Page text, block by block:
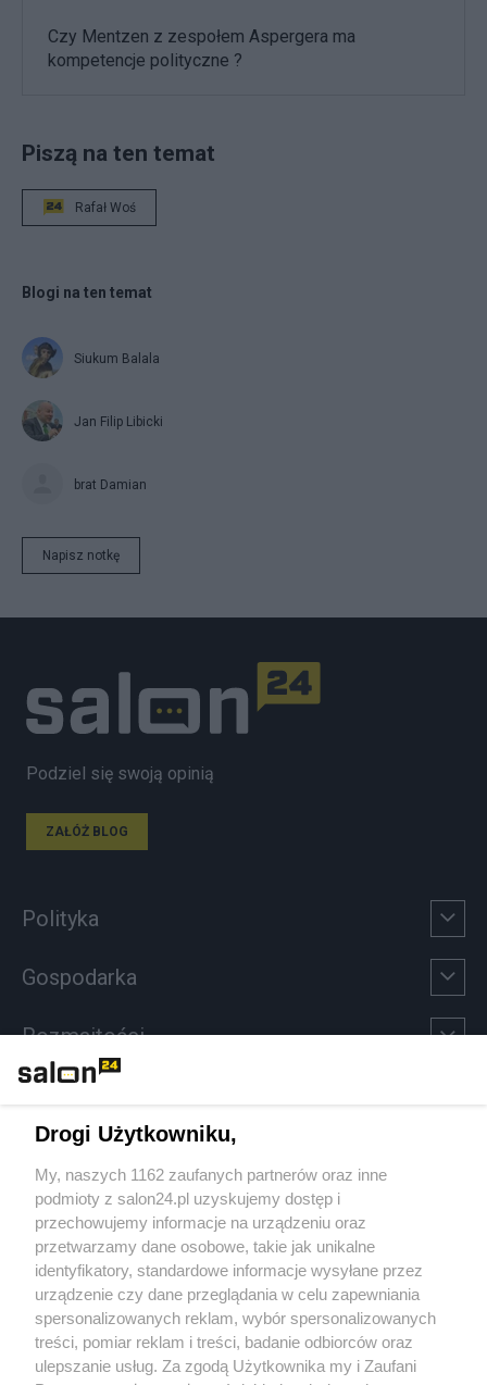
Czy Mentzen z zespołem Aspergera ma
kompetencje polityczne ?
Piszą na ten temat
Rafał Woś
Blogi na ten temat
Siukum Balala
Jan Filip Libicki
brat Damian
Napisz notkę
Podziel się swoją opinią
ZAŁÓŻ BLOG
Polityka
Gospodarka
Rozmaitości
Sport
Społeczeństwo
Kultura
X Facebook Instagram Youtube
Drogi Użytkowniku,
My, naszych 1162 zaufanych partnerów oraz inne
podmioty z salon24.pl uzyskujemy dostęp i
przechowujemy informacje na urządzeniu oraz
przetwarzamy dane osobowe, takie jak unikalne
identyfikatory, standardowe informacje wysyłane przez
urządzenie czy dane przeglądania w celu zapewniania
spersonalizowanych reklam, wybór spersonalizowanych
treści, pomiar reklam i treści, badanie odbiorców oraz
ulepszanie usług. Za zgodą Użytkownika my i Zaufani